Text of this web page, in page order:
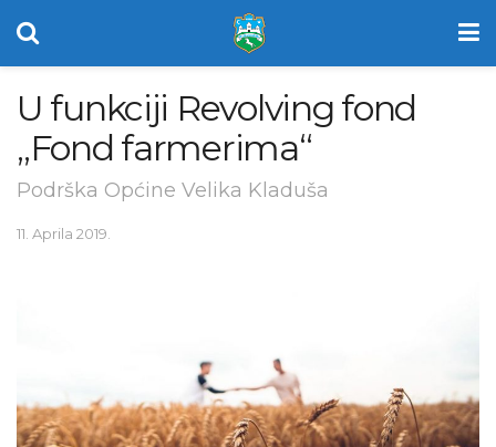
U funkciji Revolving fond
„Fond farmerima“
Podrška Općine Velika Kladuša
11. Aprila 2019.